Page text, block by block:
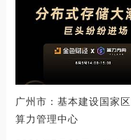
广州市：基本建设国家
算力管理中心